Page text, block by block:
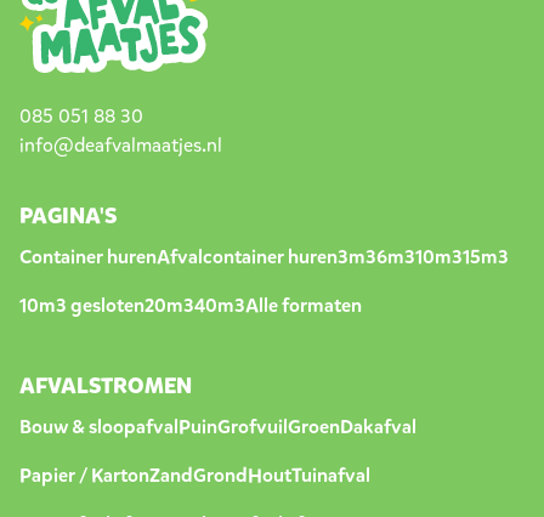
085 051 88 30
info@deafvalmaatjes.nl
PAGINA'S
Container hurenAfvalcontainer huren3m36m310m315m3
10m3 gesloten20m340m3Alle formaten
AFVALSTROMEN
Bouw & sloopafvalPuinGrofvuilGroenDakafval
Papier / KartonZandGrondHoutTuinafval